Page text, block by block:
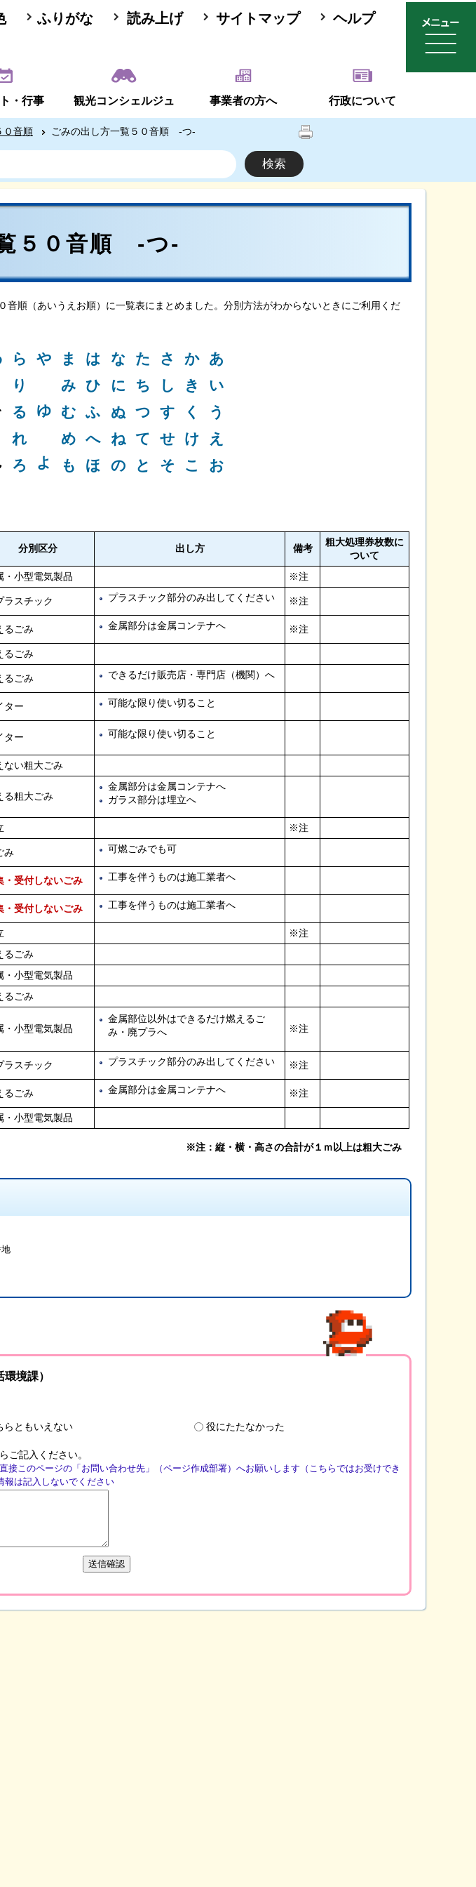
ふりがな 読み上げ サイトマップ ヘルプ
・行事 観光コンシェルジュ 事業者の方へ 行政について
０音順 ごみの出し方一覧５０音順 -つ-
５０音順 -つ-
音順（あいうえお順）に一覧表にまとめました。分別方法がわからないときにご利用くだ
あ
い
う
え
お
か
き
く
け
こ
さ
し
す
せ
そ
た
ち
つ
て
と
な
に
ぬ
ね
の
は
ひ
ふ
へ
ほ
ま
み
む
め
も
や
ゆ
よ
ら
り
る
れ
ろ
分別区分 出し方 備考
粗大処理券枚数に
ついて
・小型電気製品 ※注
ラスチック プラスチック部分のみ出してください ※注
るごみ 金属部分は金属コンテナへ ※注
るごみ
るごみ できるだけ販売店・専門店（機関）へ
ター 可能な限り使い切ること
ター 可能な限り使い切ること
ない粗大ごみ
る粗大ごみ
金属部分は金属コンテナへ
ガラス部分は埋立へ
※注
み 可燃ごみでも可
・受付しないごみ 工事を伴うものは施工業者へ
・受付しないごみ 工事を伴うものは施工業者へ
※注
るごみ
・小型電気製品
るごみ
・小型電気製品
金属部位以外はできるだけ燃えるご
み・廃プラへ
※注
ラスチック プラスチック部分のみ出してください ※注
るごみ 金属部分は金属コンテナへ ※注
・小型電気製品
※注：縦・横・高さの合計が１ｍ以上は粗大ごみ
境課）
らともいえない 役にたたなかった
ご記入ください。
接このページの「お問い合わせ先」（ページ作成部署）へお願いします（こちらではお受けでき
報は記入しないでください